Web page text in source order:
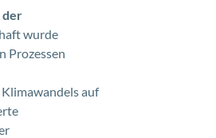
der
wurde
Prozessen
auf